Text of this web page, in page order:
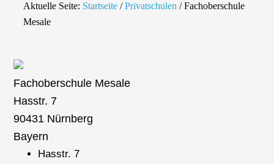
Aktuelle Seite: Startseite / Privatschulen /Fachoberschule
Mesale
Fachoberschule Mesale
Hasstr. 7
90431 Nürnberg
Bayern
Hasstr. 7